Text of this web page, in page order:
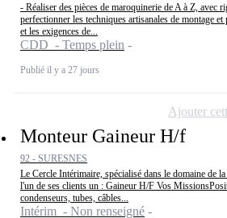
- Réaliser des pièces de maroquinerie de A à Z, avec
perfectionner les techniques artisanales de montage
et les exigences de...
CDD - Temps plein
Publié il y a 27 jours
Monteur Gaineur H/f
92 - SURESNES
Le Cercle Intérimaire, spécialisé dans le domaine de
l'un de ses clients un : Gaineur H/F Vos
condenseurs, tubes, câbles...
Intérim - Non renseigné
Ajouter